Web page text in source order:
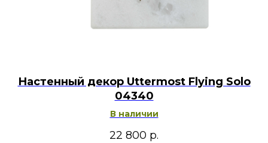
Настенный декор Uttermost Flying Solo
04340
В наличии
22 800 р.